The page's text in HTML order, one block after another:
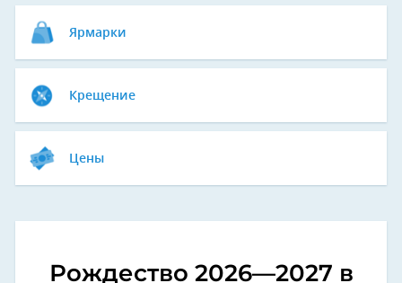
Ярмарки
Крещение
Цены
Рождество 2026—2027 в